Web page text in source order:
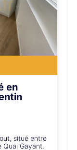
en
situé entre
Gayant.